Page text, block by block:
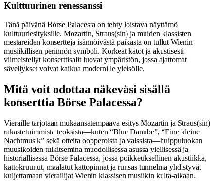
Kulttuurinen renessanssi
Tänä päivänä Börse Palacesta on tehty loistava näyttämö
kulttuuriesityksille. Mozartin, Straus(sin) ja muiden klassisten
mestareiden konsertteja isännöivästä paikasta on tullut Wienin
musiikillisen perinnön symboli. Korkeat katot ja akustisesti
viimeistellyt konserttisalit luovat ympäristön, jossa ajattomat
sävellykset voivat kaikua modernille yleisölle.
Mitä voit odottaa näkeväsi sisällä
konserttia Börse Palacessa?
Vieraille tarjotaan mukaansatempaava esitys Mozartin ja Straus(sin)
rakastetuimmista teoksista—kuten “Blue Danube”, “Eine kleine
Nachtmusik” sekä otteita oopperoista ja valssista—huippuluokan
muusikoiden tulkitsemina muodollisessa asussa ylellisessä ja
historiallisessa Börse Palacessa, jossa poikkeuksellinen akustiikka,
kattokruunut, maalatut kattopinnat ja runsas tunnelma yhdistyvät
kuljettamaan vierailijat Wienin klassisen musiikin kulta-aikaan.